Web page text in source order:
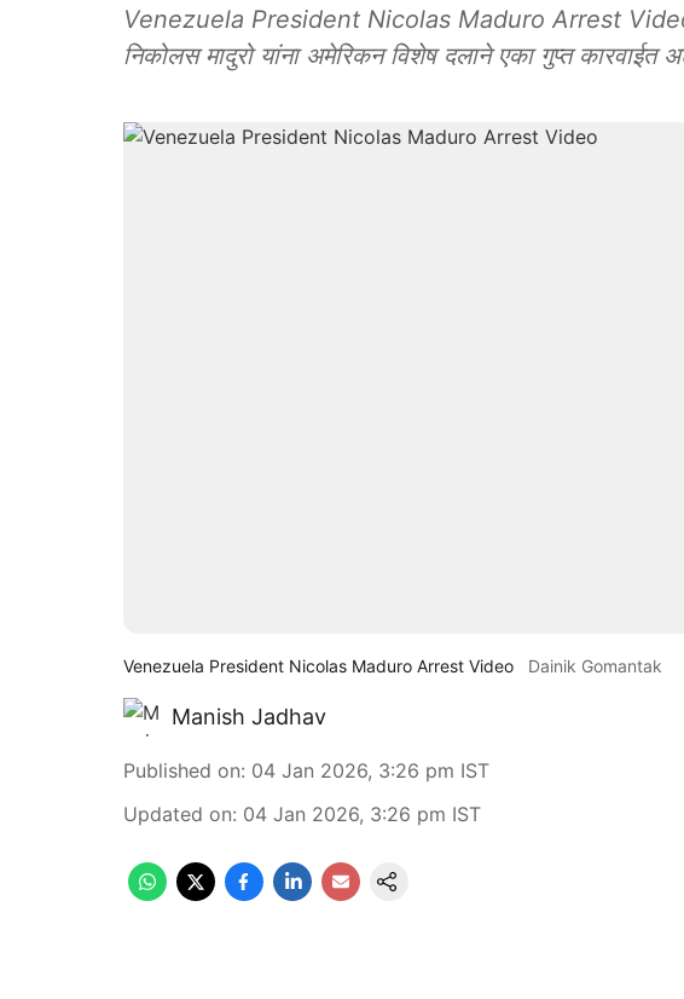
Venezuela President Nicolas Maduro Arrest Video:
निकोलस मादुरो यांना अमेरिकन विशेष दलाने एका गुप्त कारवाईत
Venezuela President Nicolas Maduro Arrest Video Dainik Gomantak
Manish Jadhav
Published on: 04 Jan 2026, 3:26 pm IST
Updated on: 04 Jan 2026, 3:26 pm IST